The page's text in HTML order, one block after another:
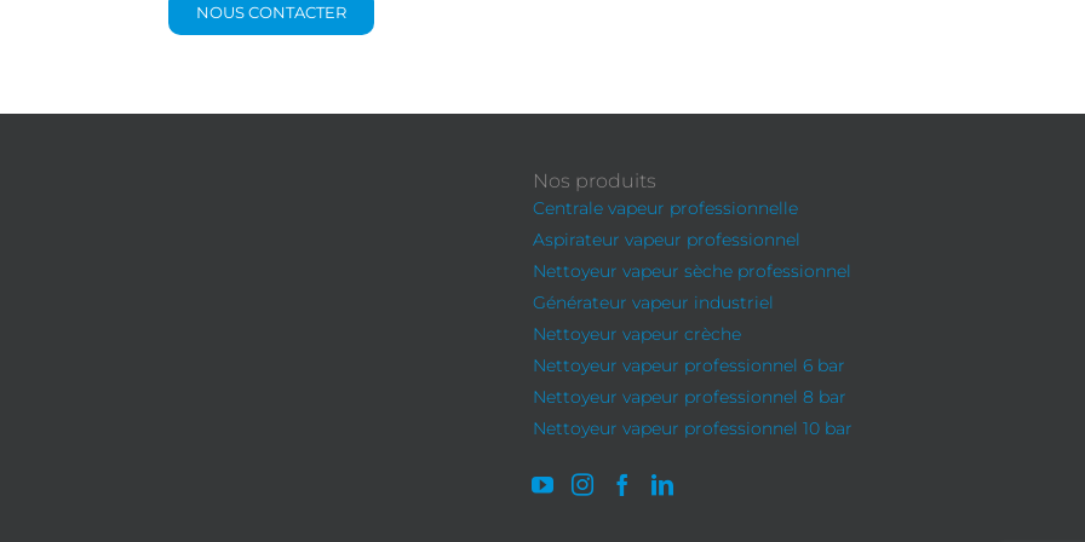
NOUS CONTACTER
Nos produits
Centrale vapeur professionnelle
Aspirateur vapeur professionnel
Nettoyeur vapeur sèche professionnel
Générateur vapeur industriel
Nettoyeur vapeur crèche
Nettoyeur vapeur professionnel 6 bar
Nettoyeur vapeur professionnel 8 bar
Nettoyeur vapeur professionnel 10 bar